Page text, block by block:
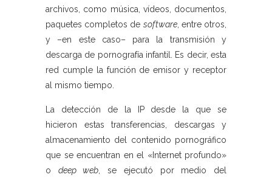
archivos, como música, vídeos, documentos,
paquetes completos de software, entre otros,
y –en este caso– para la transmisión y
descarga de pornografía infantil. Es decir, esta
red cumple la función de emisor y receptor
al mismo tiempo.
La detección de la IP desde la que se
hicieron estas transferencias, descargas y
almacenamiento del contenido pornográfico
que se encuentran en el «Internet profundo»
o deep web, se ejecutó por medio del